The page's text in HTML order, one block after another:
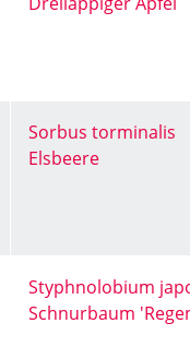
Sorbus torminalis
Elsbeere
Styphnolobium
Schnurbaum